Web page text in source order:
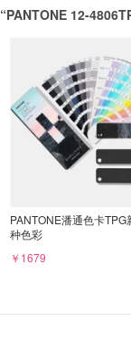
“PANTONE 12-
PANTONE潘通色卡TPG
种色彩
￥1679